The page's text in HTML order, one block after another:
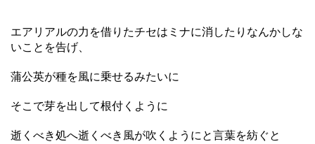
エアリアルの力を借りたチセはミナに消したりなんかしな
いことを告げ、
蒲公英が種を風に乗せるみたいに
そこで芽を出して根付くように
逝くべき処へ逝くべき風が吹くようにと言葉を紡ぐと